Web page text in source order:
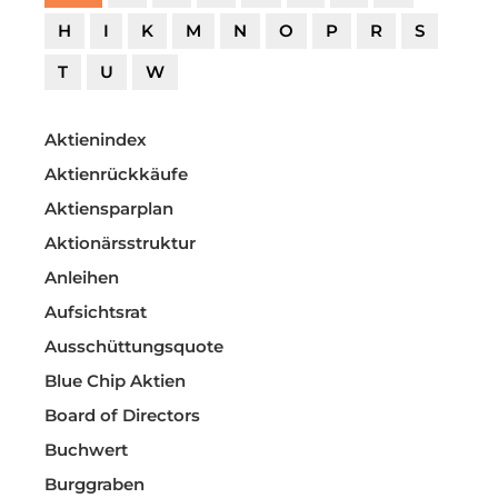
H I K M N O P R
S
T
U W
Aktienindex
Aktienrückkäufe
Aktiensparplan
Aktionärsstruktur
Anleihen
Aufsichtsrat
Ausschüttungsquote
Blue Chip Aktien
Board of Directors
Buchwert
Burggraben